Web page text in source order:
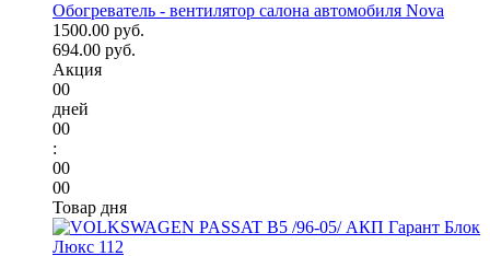
Обогреватель - вентилятор салона автомобиля Nova
1500.00 руб.
694.00 руб.
Акция
00
дней
00
:
00
00
Товар дня